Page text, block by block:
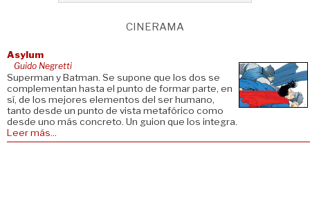
CINERAMA
Asylum
Guido Negretti
Superman y Batman. Se supone que los dos se
complementan hasta el punto de formar parte, en
sí, de los mejores elementos del ser humano,
tanto desde un punto de vista metafórico como
desde uno más concreto. Un guion que los integra.
Leer más...